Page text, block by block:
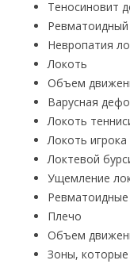
Теносиновит
Ревматоидный
Невропатия
Локоть
Объем
Варусная
Локоть
Локоть
Локтевой
Ущемление
Ревматоидные
Плечо
Объем
Зоны,